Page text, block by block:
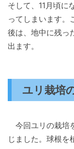
そして、11月頃に
ってしまいます。
後は、地中に残っ
出ます。
ユリ栽培
今回ユリの栽培
じました。球根を